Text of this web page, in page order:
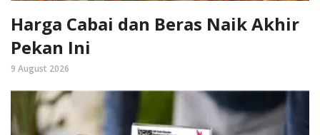
Harga Cabai dan Beras Naik Akhir
Pekan Ini
9 August 2026